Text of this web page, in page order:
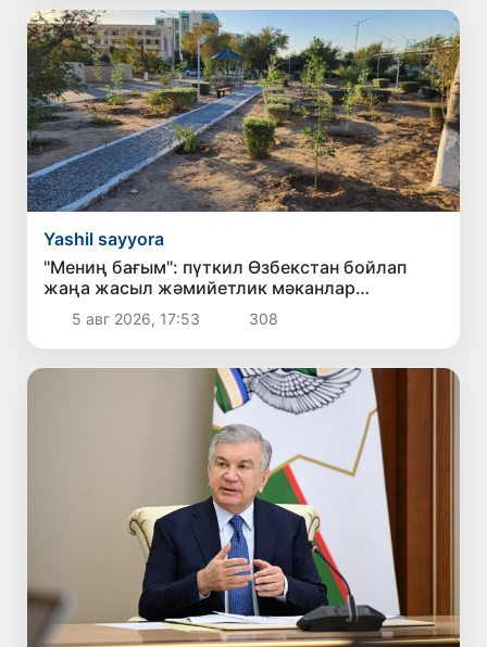
Yashil sayyora
"Мениң бағым": пүткил Өзбекстан бойлап
жаңа жасыл жәмийетлик мәканлар
қәлиплеспекте
5 авг 2026, 17:53 308